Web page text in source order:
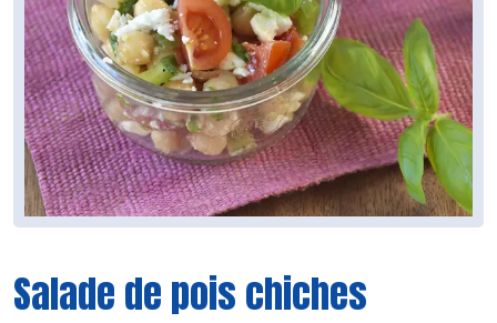
Salade de pois chiches